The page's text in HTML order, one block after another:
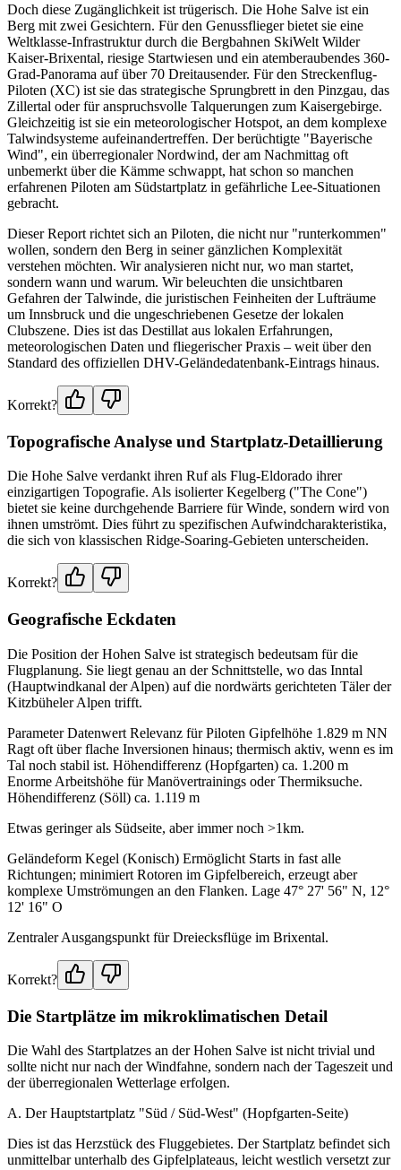
Doch diese Zugänglichkeit ist trügerisch. Die Hohe Salve ist ein
Berg mit zwei Gesichtern. Für den Genussflieger bietet sie eine
Weltklasse-Infrastruktur durch die Bergbahnen SkiWelt Wilder
Kaiser-Brixental, riesige Startwiesen und ein atemberaubendes 360-
Grad-Panorama auf über 70 Dreitausender. Für den Streckenflug-
Piloten (XC) ist sie das strategische Sprungbrett in den Pinzgau, das
Zillertal oder für anspruchsvolle Talquerungen zum Kaisergebirge.
Gleichzeitig ist sie ein meteorologischer Hotspot, an dem komplexe
Talwindsysteme aufeinandertreffen. Der berüchtigte "Bayerische
Wind", ein überregionaler Nordwind, der am Nachmittag oft
unbemerkt über die Kämme schwappt, hat schon so manchen
erfahrenen Piloten am Südstartplatz in gefährliche Lee-Situationen
gebracht.
Dieser Report richtet sich an Piloten, die nicht nur "runterkommen"
wollen, sondern den Berg in seiner gänzlichen Komplexität
verstehen möchten. Wir analysieren nicht nur, wo man startet,
sondern wann und warum. Wir beleuchten die unsichtbaren
Gefahren der Talwinde, die juristischen Feinheiten der Lufträume
um Innsbruck und die ungeschriebenen Gesetze der lokalen
Clubszene. Dies ist das Destillat aus lokalen Erfahrungen,
meteorologischen Daten und fliegerischer Praxis – weit über den
Standard des offiziellen DHV-Geländedatenbank-Eintrags hinaus.
Korrekt?
Topografische Analyse und Startplatz-Detaillierung
Die Hohe Salve verdankt ihren Ruf als Flug-Eldorado ihrer
einzigartigen Topografie. Als isolierter Kegelberg ("The Cone")
bietet sie keine durchgehende Barriere für Winde, sondern wird von
ihnen umströmt. Dies führt zu spezifischen Aufwindcharakteristika,
die sich von klassischen Ridge-Soaring-Gebieten unterscheiden.
Korrekt?
Geografische Eckdaten
Die Position der Hohen Salve ist strategisch bedeutsam für die
Flugplanung. Sie liegt genau an der Schnittstelle, wo das Inntal
(Hauptwindkanal der Alpen) auf die nordwärts gerichteten Täler der
Kitzbüheler Alpen trifft.
Parameter Datenwert Relevanz für Piloten Gipfelhöhe 1.829 m NN
Ragt oft über flache Inversionen hinaus; thermisch aktiv, wenn es im
Tal noch stabil ist. Höhendifferenz (Hopfgarten) ca. 1.200 m
Enorme Arbeitshöhe für Manövertrainings oder Thermiksuche.
Höhendifferenz (Söll) ca. 1.119 m
Etwas geringer als Südseite, aber immer noch >1km.
Geländeform Kegel (Konisch) Ermöglicht Starts in fast alle
Richtungen; minimiert Rotoren im Gipfelbereich, erzeugt aber
komplexe Umströmungen an den Flanken. Lage 47° 27' 56" N, 12°
12' 16" O
Zentraler Ausgangspunkt für Dreiecksflüge im Brixental.
Korrekt?
Die Startplätze im mikroklimatischen Detail
Die Wahl des Startplatzes an der Hohen Salve ist nicht trivial und
sollte nicht nur nach der Windfahne, sondern nach der Tageszeit und
der überregionalen Wetterlage erfolgen.
A. Der Hauptstartplatz "Süd / Süd-West" (Hopfgarten-Seite)
Dies ist das Herzstück des Fluggebietes. Der Startplatz befindet sich
unmittelbar unterhalb des Gipfelplateaus, leicht westlich versetzt zur